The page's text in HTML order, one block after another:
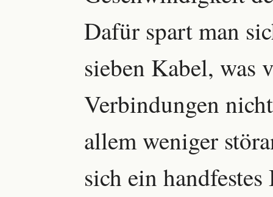
Dafür spart man
sieben Kabel, was
Verbindungen
allem weniger
sich ein